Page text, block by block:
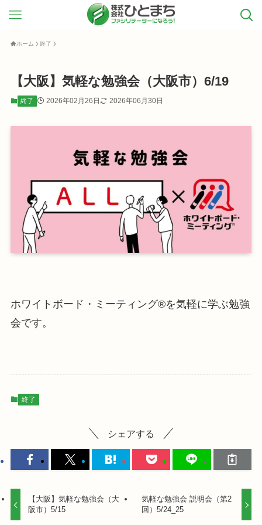
ホーム 終了
【大阪】気軽な勉強会（大阪市）6/19
終了 2026年02月26日 2026年06月30日
ホワイトボード・ミーティング®を気軽に学ぶ勉強
会です。
終了
シェアする
【大阪】気軽な勉強会（大
阪市）5/15
気軽な勉強会 説明会（第2
回）5/24_25